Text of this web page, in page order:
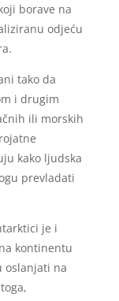
borave na
odjeću
tako da
i drugim
ili morskih
kako ljudska
prevladati
je i
kontinentu
oslanjati na